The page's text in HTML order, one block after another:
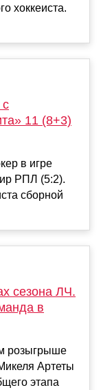
хоккеиста.
11 (8+3)
в игре
РПЛ (5:2).
сборной
сезона ЛЧ.
в
розыгрыше
Артеты
этапа